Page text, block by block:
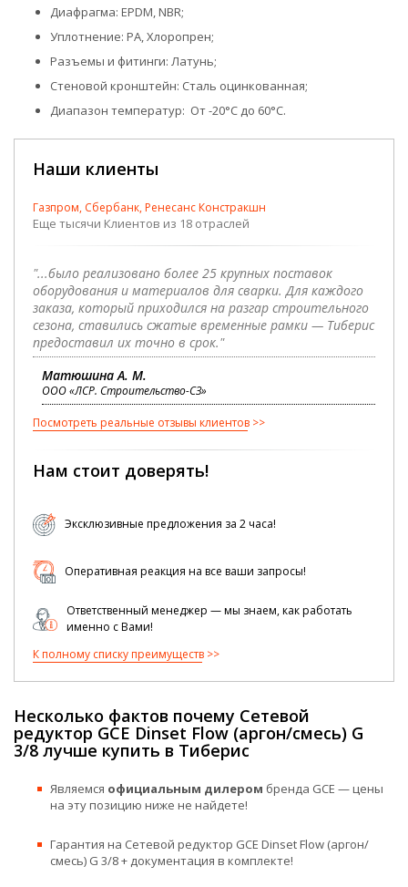
Диафрагма: EPDM, NBR;
Уплотнение: PA, Хлоропрен;
Разъемы и фитинги: Латунь;
Стеновой кронштейн: Сталь оцинкованная;
Диапазон температур: От -20°C до 60°C.
Наши клиенты
Газпром, Сбербанк, Ренесанс Констракшн
Еще тысячи Клиентов из 18 отраслей
"...было реализовано более 25 крупных поставок
оборудования и материалов для сварки. Для каждого
заказа, который приходился на разгар строительного
сезона, ставились сжатые временные рамки — Тиберис
предоставил их точно в срок."
Матюшина А. М.
ООО «ЛСР. Строительство-СЗ»
Посмотреть реальные отзывы клиентов
Нам стоит доверять!
Эксклюзивные предложения за 2 часа!
Оперативная реакция на все ваши запросы!
Ответственный менеджер — мы знаем, как работать
именно с Вами!
К полному списку преимуществ
Несколько фактов почему Сетевой
редуктор GCE Dinset Flow (аргон/смесь) G
3/8 лучше купить в Тиберис
Являемся официальным дилером бренда GCE — цены
на эту позицию ниже не найдете!
Гарантия на Сетевой редуктор GCE Dinset Flow (аргон/
смесь) G 3/8 + документация в комплекте!